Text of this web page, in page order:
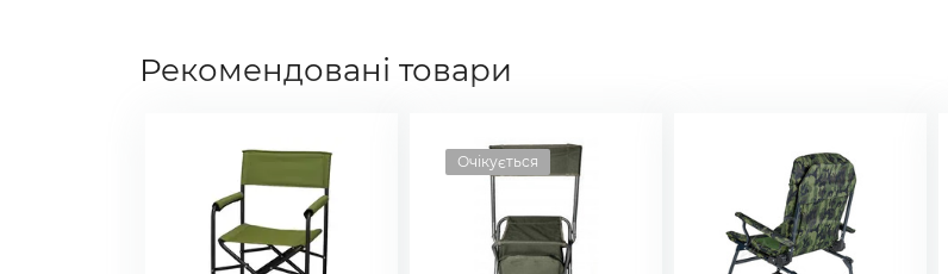
Рекомендовані товари
Очікується